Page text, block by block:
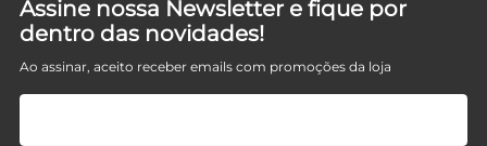
Assine nossa Newsletter e fique por
dentro das novidades!
Ao assinar, aceito receber emails com promoções da loja